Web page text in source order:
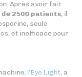
Après avoir fait
2500 patients, il
seule
et inefficace pour
l’Eye Light, a